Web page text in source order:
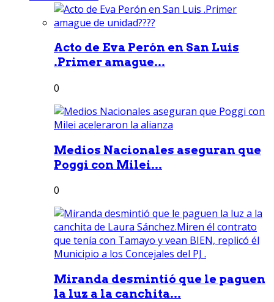
Acto de Eva Perón en San Luis
.Primer amague...
0
Medios Nacionales aseguran que
Poggi con Milei...
0
Miranda desmintió que le paguen
la luz a la canchita...